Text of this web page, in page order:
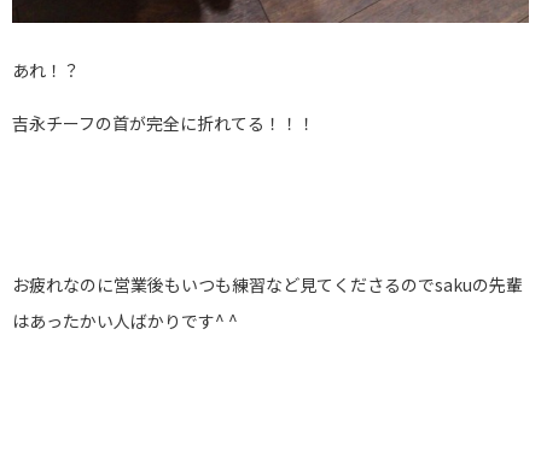
あれ！？
吉永チーフの首が完全に折れてる！！！
お疲れなのに営業後もいつも練習など見てくださるのでsakuの先輩
はあったかい人ばかりです^ ^